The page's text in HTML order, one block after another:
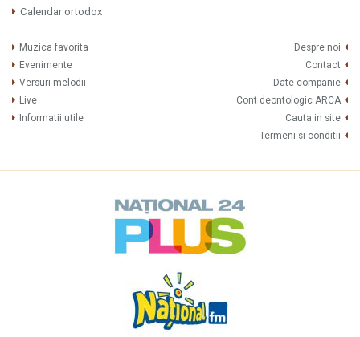
Calendar ortodox
Muzica favorita
Evenimente
Versuri melodii
Live
Informatii utile
Despre noi
Contact
Date companie
Cont deontologic ARCA
Cauta in site
Termeni si conditii